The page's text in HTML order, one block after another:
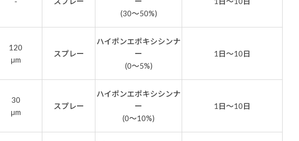
(30～50%)
120
μm
スプレー
ハイポンエポキシシンナ
ー
(0～5%)
1日～10日
30
μm
スプレー
ハイポンエポキシシンナ
ー
(0～10%)
1日～10日